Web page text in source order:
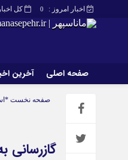
کل اخبار اخبار امروز : 0
صفحه اصلی آخرین
صفحه اصلیصفحه نخست
گازرسانی به ۴۴ روستای استان ایلام در سال